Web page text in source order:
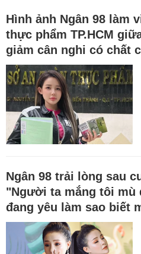
Hình ảnh Ngân 98 làm
thực phẩm TP.HCM
giảm cân nghi có chất
Ngân 98 trải lòng sau
"Người ta mắng tôi mù
đang yêu làm sao biết